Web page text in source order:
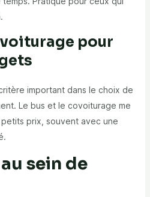
pour
important dans le choix de
Le bus et le covoiturage me
prix, souvent avec une
sein de